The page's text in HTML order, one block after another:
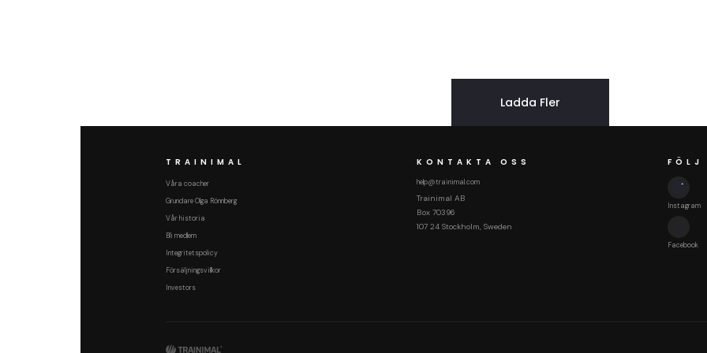
Ladda Fler
TRAINIMAL
Våra coacher
Grundare Olga Rönnberg
Vår historia
Bli medlem
Integritetspolicy
Försäljningsvillkor
Investors
KONTAKTA OSS
help@trainimal.com
Trainimal AB
Box 70396
107 24 Stockholm, Sweden
FÖLJ
Instagram
Facebook